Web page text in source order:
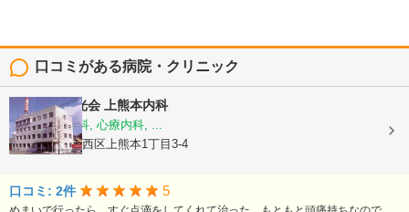
口コミがある病院・クリニック
医療法人陽光会 上熊本内科
内科, 神経内科, 心療内科, ...
熊本県熊本市西区上熊本1丁目3-4
口コミ: 2件 5